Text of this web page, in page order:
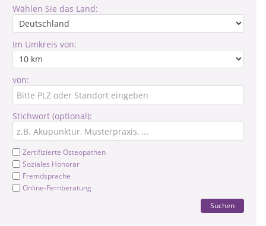
Wählen Sie das Land:
Im Umkreis von:
von:
Stichwort (optional):
Zertifizierte Osteopathen
Soziales Honorar
Fremdsprache
Online-Fernberatung
Suchen